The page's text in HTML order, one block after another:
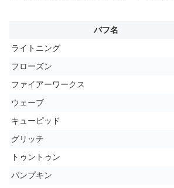
バフ名
ライトニング
フローズン
ファイアーワークス
ウェーブ
キューピッド
グリッチ
トゥントゥン
パンプキン